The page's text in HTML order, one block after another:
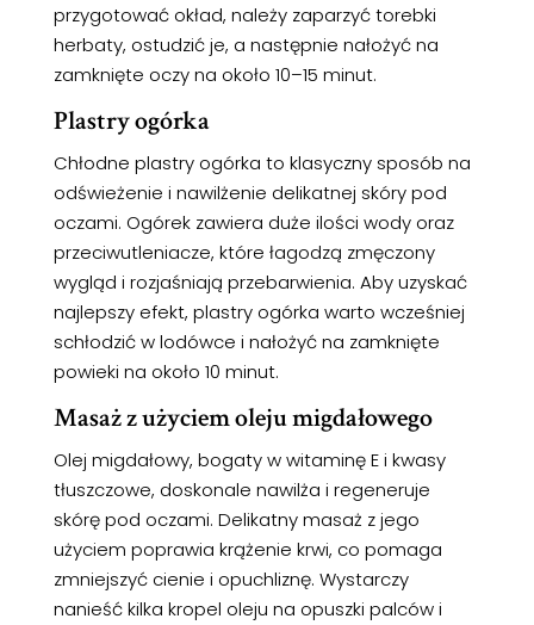
przygotować okład, należy zaparzyć torebki
herbaty, ostudzić je, a następnie nałożyć na
zamknięte oczy na około 10–15 minut.
Plastry ogórka
Chłodne plastry ogórka to klasyczny sposób na
odświeżenie i nawilżenie delikatnej skóry pod
oczami. Ogórek zawiera duże ilości wody oraz
przeciwutleniacze, które łagodzą zmęczony
wygląd i rozjaśniają przebarwienia. Aby uzyskać
najlepszy efekt, plastry ogórka warto wcześniej
schłodzić w lodówce i nałożyć na zamknięte
powieki na około 10 minut.
Masaż z użyciem oleju migdałowego
Olej migdałowy, bogaty w witaminę E i kwasy
tłuszczowe, doskonale nawilża i regeneruje
skórę pod oczami. Delikatny masaż z jego
użyciem poprawia krążenie krwi, co pomaga
zmniejszyć cienie i opuchliznę. Wystarczy
nanieść kilka kropel oleju na opuszki palców i